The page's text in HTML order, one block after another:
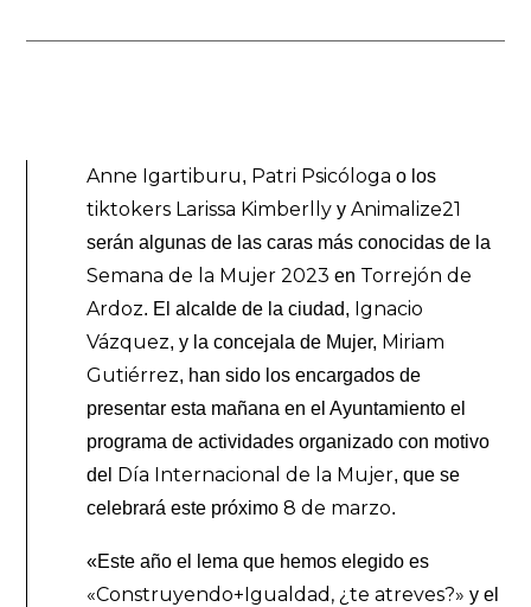
Anne Igartiburu, Patri Psicóloga o los
tiktokers Larissa Kimberlly yAnimalize21
serán algunas de las caras más conocidas de la
Semana de la Mujer 2023 en Torrejón de
Ardoz. El alcalde de la ciudad, Ignacio
Vázquez, y la concejala de Mujer, Miriam
Gutiérrez, han sido los encargados de
presentar esta mañana en el Ayuntamiento el
programa de actividades organizado con motivo
del Día Internacional de la Mujer, que se
celebrará este próximo 8 de marzo.
«Este año el lema que hemos elegido es
«Construyendo+Igualdad, ¿te atreves?» y el